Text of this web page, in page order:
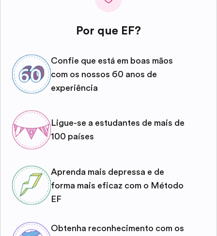
Por que EF?
Confie que está em boas mãos
com os nossos 60 anos de
experiência
Ligue-se a estudantes de mais de
100 países
Aprenda mais depressa e de
forma mais eficaz com o Método
EF
Obtenha reconhecimento com os